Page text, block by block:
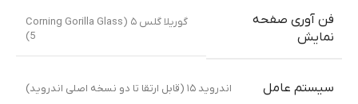
فن آوری صفحه
نمایش
گوریلا گلس ۵ (Corning Gorilla Glass
5)
سیستم عامل اندروید ۱۵ (قابل ارتقا تا دو نسخه اصلی اندروید)